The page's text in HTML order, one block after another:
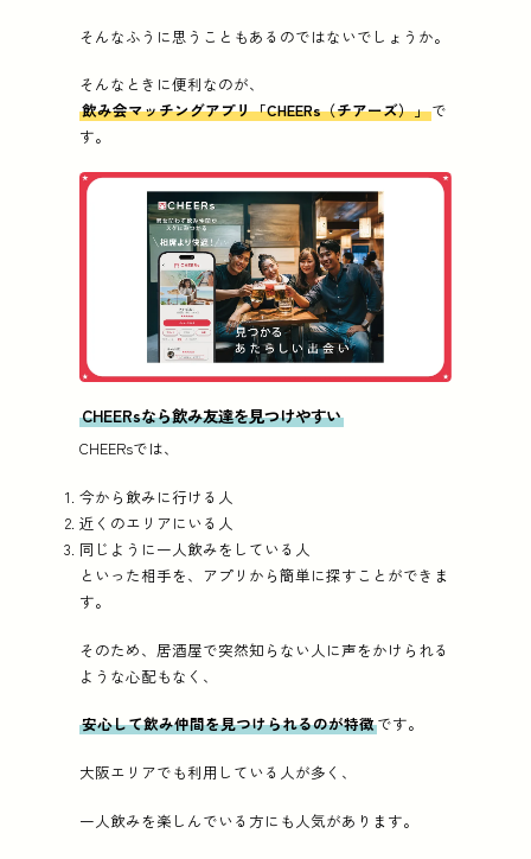
そんなふうに思うこともあるのではないでしょうか。
そんなときに便利なのが、
飲み会マッチングアプリ「CHEERs（チアーズ）」で
す。
CHEERsなら飲み友達を見つけやすい
CHEERsでは、
今から飲みに行ける人
近くのエリアにいる人
同じように一人飲みをしている人
といった相手を、アプリから簡単に探すことができま
す。
そのため、居酒屋で突然知らない人に声をかけられる
ような心配もなく、
安心して飲み仲間を見つけられるのが特徴です。
大阪エリアでも利用している人が多く、
一人飲みを楽しんでいる方にも人気があります。